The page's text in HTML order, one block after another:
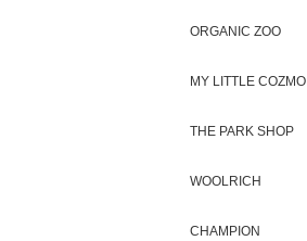
ORGANIC ZOO
MY LITTLE COZMO
THE PARK SHOP
WOOLRICH
CHAMPION